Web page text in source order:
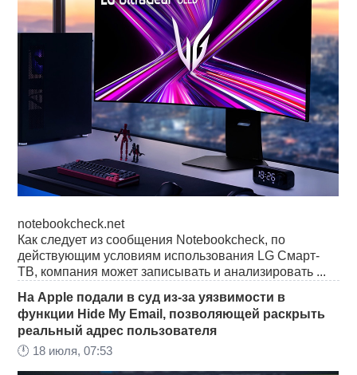
notebookcheck.net
Как следует из сообщения Notebookcheck, по
действующим условиям использования LG Смарт-
ТВ, компания может записывать и анализировать ...
На Apple подали в суд из-за уязвимости в
функции Hide My Email, позволяющей раскрыть
реальный адрес пользователя
🕛 18 июля, 07:53